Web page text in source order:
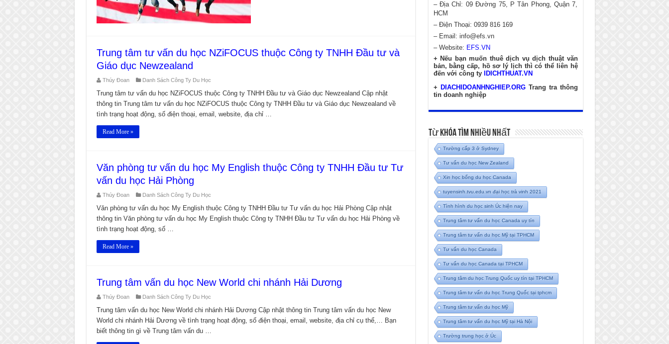
Trung tâm tư vấn du học NZiFOCUS thuộc Công ty TNHH Đầu tư và
Giáo dục Newzealand
Thúy Đoan Danh Sách Công Ty Du Học
Trung tâm tư vấn du học NZiFOCUS thuộc Công ty TNHH Đầu tư và Giáo dục Newzealand Cập nhật
thông tin Trung tâm tư vấn du học NZiFOCUS thuộc Công ty TNHH Đầu tư và Giáo dục Newzealand về
tình trạng hoạt động, số điện thoại, email, website, địa chỉ …
Read More »
Văn phòng tư vấn du học My English thuộc Công ty TNHH Đầu tư Tư
vấn du học Hải Phòng
Thúy Đoan Danh Sách Công Ty Du Học
Văn phòng tư vấn du học My English thuộc Công ty TNHH Đầu tư Tư vấn du học Hải Phòng Cập nhật
thông tin Văn phòng tư vấn du học My English thuộc Công ty TNHH Đầu tư Tư vấn du học Hải Phòng về
tình trạng hoạt động, số …
Read More »
Trung tâm vấn du học New World chi nhánh Hải Dương
Thúy Đoan Danh Sách Công Ty Du Học
Trung tâm vấn du học New World chi nhánh Hải Dương Cập nhật thông tin Trung tâm vấn du học New
World chi nhánh Hải Dương về tình trạng hoạt động, số điện thoại, email, website, địa chỉ cụ thể,… Bạn
biết thông tin gì về Trung tâm vấn du …
– Địa Chỉ: 09 Đường 75, P Tân Phong, Quận 7,
HCM
– Điện Thoại: 0939 816 169
– Email: info@efs.vn
– Website: EFS.VN
+ Nếu bạn muốn thuê dịch vụ dịch thuật văn
bản, bằng cấp, hồ sơ lý lịch thì có thể liên hệ
đến với công ty
IDICHTHUAT.VN
+ DIACHIDOANHNGHIEP.ORGTrang tra thông
tin doanh nghiệp
Từ Khóa Tìm Nhiều Nhất
Trường cấp 3 ở Sydney
Tư vấn du học New Zealand
Xin học bổng du học Canada
tuyensinh.tvu.edu.vn đại học trà vinh 2021
Tình hình du học sinh Úc hiện nay
Trung tâm tư vấn du học Canada uy tín
Trung tâm tư vấn du học Mỹ tại TPHCM
Tư vấn du học Canada
Tư vấn du học Canada tại TPHCM
Trung tâm du học Trung Quốc uy tín tại TPHCM
Trung tâm tư vấn du học Trung Quốc tại tphcm
Trung tâm tư vấn du học Mỹ
Trung tâm tư vấn du học Mỹ tại Hà Nội
Trường trung học ở Úc